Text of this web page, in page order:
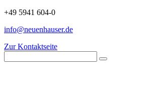
+49 5941 604-0
info@neuenhauser.de
Zur Kontaktseite